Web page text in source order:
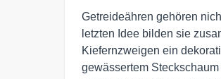
Getreideähren gehören
letzten Idee bilden sie
Kiefernzweigen ein
gewässertem